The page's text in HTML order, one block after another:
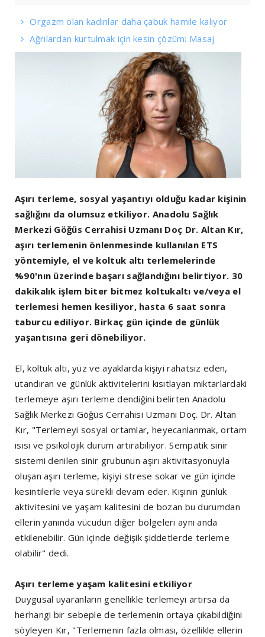
Orgazm olan kadınlar daha çabuk hamile kalıyor
Ağrılardan kurtulmak için kesin çözüm: Masaj
Aşırı terleme, sosyal yaşantıyı olduğu kadar kişinin
sağlığını da olumsuz etkiliyor. Anadolu Sağlık
Merkezi Göğüs Cerrahisi Uzmanı Doç Dr. Altan Kır,
aşırı terlemenin önlenmesinde kullanılan ETS
yöntemiyle, el ve koltuk altı terlemelerinde
%90'nın üzerinde başarı sağlandığını belirtiyor. 30
dakikalık işlem biter bitmez koltukaltı ve/veya el
terlemesi hemen kesiliyor, hasta 6 saat sonra
taburcu ediliyor. Birkaç gün içinde de günlük
yaşantısına geri dönebiliyor.
El, koltuk altı, yüz ve ayaklarda kişiyi rahatsız eden,
utandıran ve günlük aktivitelerini kısıtlayan miktarlardaki
terlemeye aşırı terleme dendiğini belirten Anadolu
Sağlık Merkezi Göğüs Cerrahisi Uzmanı Doç. Dr. Altan
Kır, "Terlemeyi sosyal ortamlar, heyecanlanmak, ortam
ısısı ve psikolojik durum artırabiliyor. Sempatik sinir
sistemi denilen sinir grubunun aşırı aktivitasyonuyla
oluşan aşırı terleme, kişiyi strese sokar ve gün içinde
kesintilerle veya sürekli devam eder. Kişinin günlük
aktivitesini ve yaşam kalitesini de bozan bu durumdan
ellerin yanında vücudun diğer bölgeleri aynı anda
etkilenebilir. Gün içinde değişik şiddetlerde terleme
olabilir" dedi.
Aşırı terleme yaşam kalitesini etkiliyor
Duygusal uyaranların genellikle terlemeyi artırsa da
herhangi bir sebeple de terlemenin ortaya çıkabildiğini
söyleyen Kır, "Terlemenin fazla olması, özellikle ellerin